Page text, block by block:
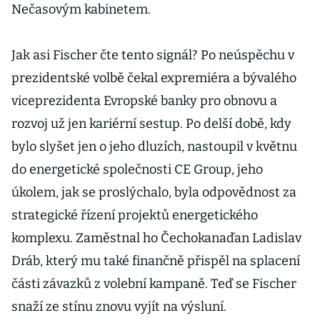
Nečasovým kabinetem.
Jak asi Fischer čte tento signál? Po neúspěchu v
prezidentské volbě čekal expremiéra a bývalého
viceprezidenta Evropské banky pro obnovu a
rozvoj už jen kariérní sestup. Po delší době, kdy
bylo slyšet jen o jeho dluzích, nastoupil v květnu
do energetické společnosti CE Group, jeho
úkolem, jak se proslýchalo, byla odpovědnost za
strategické řízení projektů energetického
komplexu. Zaměstnal ho Čechokanaďan Ladislav
Dráb, který mu také finančně přispěl na splacení
části závazků z volební kampaně. Teď se Fischer
snaží ze stínu znovu vyjít na výsluní.